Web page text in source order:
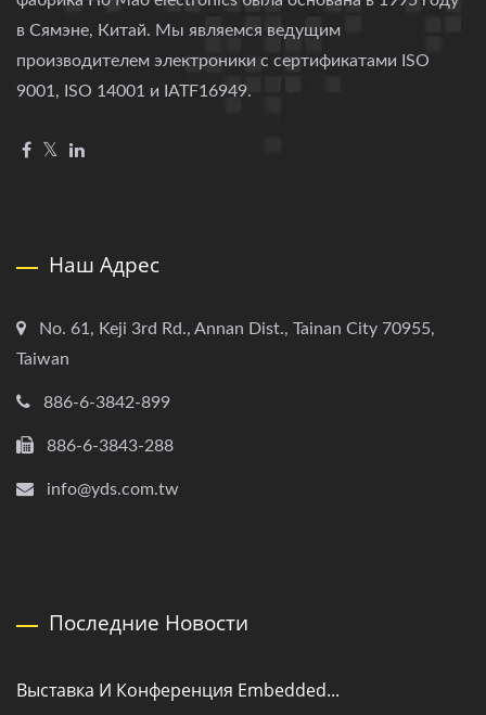
в Сямэне, Китай. Мы являемся ведущим
производителем электроники с сертификатами ISO
9001, ISO 14001 и IATF16949.
Наш Адрес
No. 61, Keji 3rd Rd., Annan Dist., Tainan City 70955,
Taiwan
886-6-3842-899
886-6-3843-288
info@yds.com.tw
Последние Новости
Выставка И Конференция Embedded...